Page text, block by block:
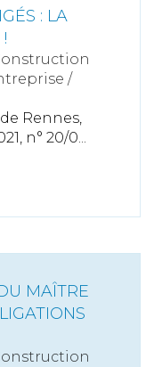
: LA
/
Rennes,
n° 20/0...
MAÎTRE